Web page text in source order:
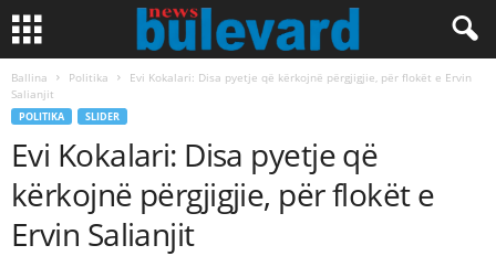
Ballina Politika
Evi Kokalari: Disa pyetje që kërkojnë përgjigjie, për flokët e Ervin
Salianjit
POLITIKA SLIDER
Evi Kokalari: Disa pyetje që
kërkojnë përgjigjie, për flokët e
Ervin Salianjit